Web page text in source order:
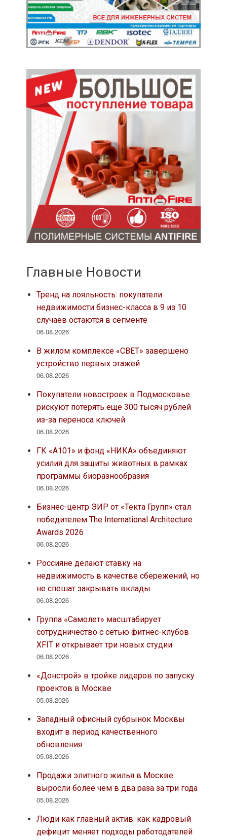
Главные Новости
Тренд на лояльность: покупатели
недвижимости бизнес-класса в 9 из 10
случаев остаются в сегменте
06.08.2026
В жилом комплексе «СВЕТ» завершено
устройство первых этажей
06.08.2026
Покупатели новостроек в Подмосковье
рискуют потерять еще 300 тысяч рублей
из-за переноса ключей
06.08.2026
ГК «А101» и фонд «НИКА» объединяют
усилия для защиты животных в рамках
программы биоразнообразия
06.08.2026
Бизнес-центр ЭИР от «Текта Групп» стал
победителем The International Architecture
Awards 2026
06.08.2026
Россияне делают ставку на
недвижимость в качестве сбережений, но
не спешат закрывать вклады
06.08.2026
Группа «Самолет» масштабирует
сотрудничество с сетью фитнес-клубов
XFIT и открывает три новых студии
06.08.2026
«Донстрой» в тройке лидеров по запуску
проектов в Москве
05.08.2026
Западный офисный субрынок Москвы
входит в период качественного
обновления
05.08.2026
Продажи элитного жилья в Москве
выросли более чем в два раза за три года
05.08.2026
Люди как главный актив: как кадровый
дефицит меняет подходы работодателей